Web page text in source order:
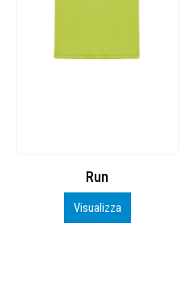
Cuffia Poliestere
Inizia a Personalizzare